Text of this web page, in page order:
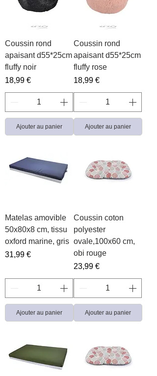
Coussin rond
apaisant d55*25cm
fluffy noir
Prix
18,99 €
Ajouter au panier
Coussin rond
apaisant d55*25cm
fluffy rose
Prix
18,99 €
Ajouter au panier
Matelas amovible
50x80x8 cm, tissu
oxford marine, gris
Prix
31,99 €
Ajouter au panier
Coussin coton
polyester
ovale,100x60 cm,
obi rouge
Prix
23,99 €
Ajouter au panier